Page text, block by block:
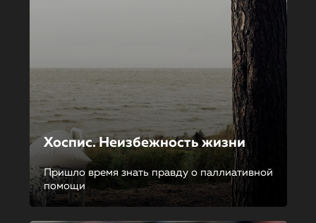
Хоспис. Неизбежность жизни
Пришло время знать правду о паллиативной
помощи